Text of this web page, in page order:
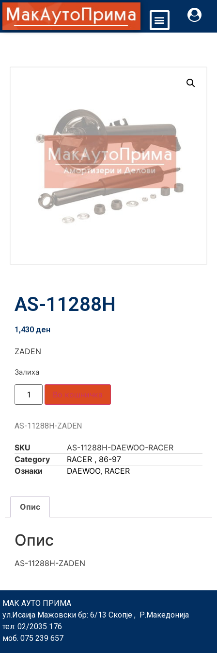
AS-11288H
1,430 ден
ZADEN
Залиха
Во кошничка
AS-11288H-ZADEN
SKU
AS-11288H-DAEWOO-RACER
Category
RACER , 86-97
Ознаки
DAEWOO, RACER
Опис
Опис
AS-11288H-ZADEN
МАК АУТО ПРИМА
ул.Исаија Мажовски бр: 6/13 Скопје , Р.Македонија
тел: 02/2035 176
моб. 075 239 657